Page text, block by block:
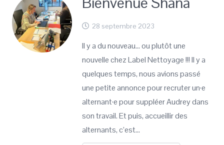
28 septembre 2023
Il y a du nouveau… ou plutôt une
nouvelle chez Label Nettoyage !!! Il y a
quelques temps, nous avions passé
une petite annonce pour recruter un·e
alternant·e pour suppléer Audrey dans
son travail. Et puis, accueillir des
alternants, c’est…